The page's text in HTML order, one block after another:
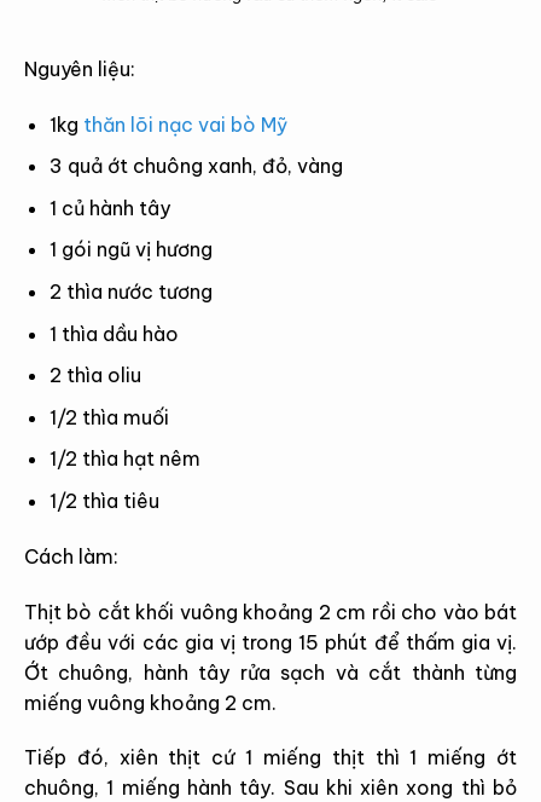
Nguyên liệu:
1kg thăn lõi nạc vai bò Mỹ
3 quả ớt chuông xanh, đỏ, vàng
1 củ hành tây
1 gói ngũ vị hương
2 thìa nước tương
1 thìa dầu hào
2 thìa oliu
1/2 thìa muối
1/2 thìa hạt nêm
1/2 thìa tiêu
Cách làm:
Thịt bò cắt khối vuông khoảng 2 cm rồi cho vào bát
ướp đều với các gia vị trong 15 phút để thấm gia vị.
Ớt chuông, hành tây rửa sạch và cắt thành từng
miếng vuông khoảng 2 cm.
Tiếp đó, xiên thịt cứ 1 miếng thịt thì 1 miếng ớt
chuông, 1 miếng hành tây. Sau khi xiên xong thì bỏ